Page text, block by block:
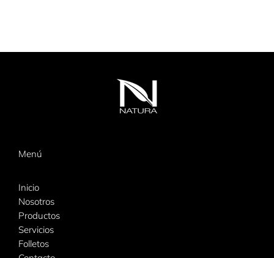
Menú
Inicio
Nosotros
Productos
Servicios
Folletos